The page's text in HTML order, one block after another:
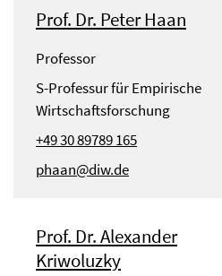
Prof. Dr. Peter Haan
Professor
S-Professur für Empirische
Wirtschaftsforschung
+49 30 89789 165
phaan@diw.de
Prof. Dr. Alexander
Kriwoluzky